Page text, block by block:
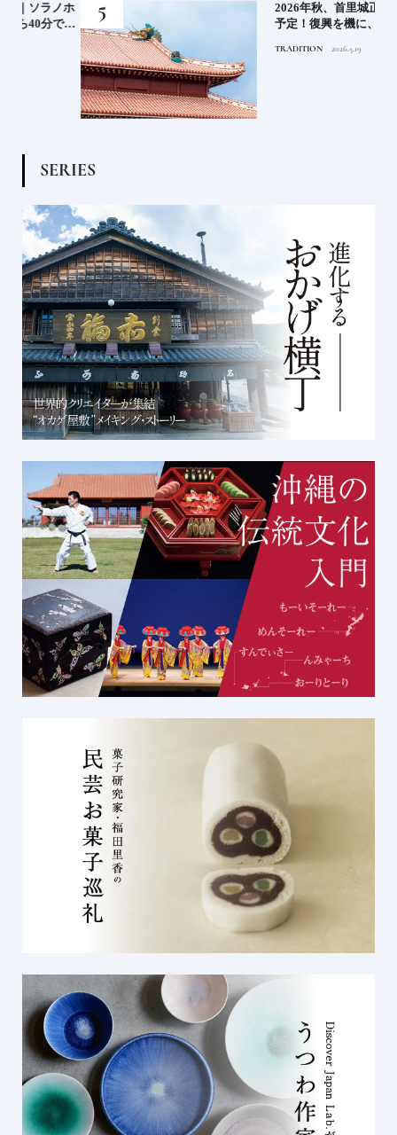
2026年秋、首里城正殿が完成
予定！復興を機に、伝統技術
2026.5.19
SERIES